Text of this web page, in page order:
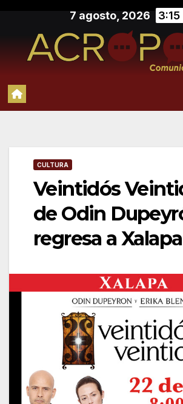
contenido
7 agosto, 2026 3:15
CULTURA
Veintidós
de Odin
regresa a Xalapa